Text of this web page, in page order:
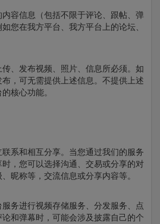
容信息（包括不限于评论、跟帖、弹
您在我方平台、我方平台上的论坛、
传、发布视频、照片、信息所必须。如
，可无需提供上述信息。不提供上述
核心功能。
系和相互分享。当您通过我们的服务
，您可以选择沟通、交易或分享的对
昵称等，交流信息或分享内容等。
务进行视频存储服务、分发服务、点
和弹幕时，可能会涉及披露自己的个